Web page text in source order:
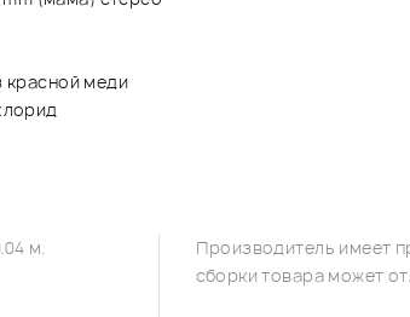
красной меди
м.
Производитель имеет
сборки товара может